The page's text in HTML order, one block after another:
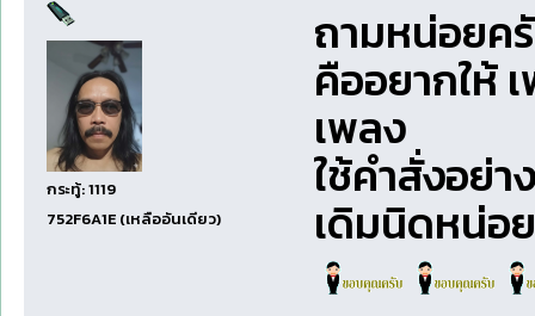
กระทู้: 1119
752F6A1E (เหลืออันเดียว)
ถามหน่อยค
คืออยากให้
เพลง
ใช้คำสั่งอย่า
เดิมนิดหน่อ